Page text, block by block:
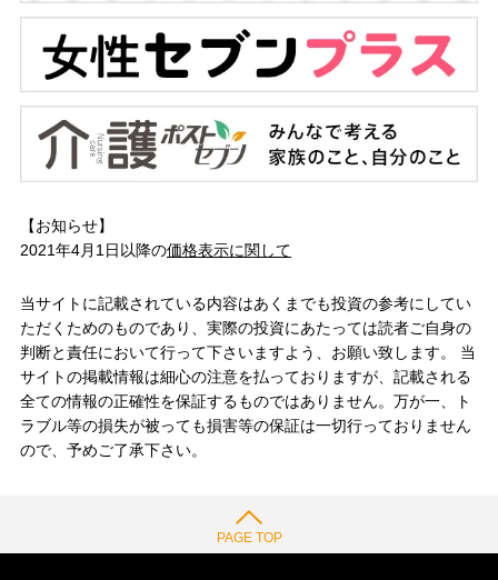
【お知らせ】
2021年4月1日以降の価格表示に関して
当サイトに記載されている内容はあくまでも投資の参考にしてい
ただくためのものであり、実際の投資にあたっては読者ご自身の
判断と責任において行って下さいますよう、お願い致します。 当
サイトの掲載情報は細心の注意を払っておりますが、記載される
全ての情報の正確性を保証するものではありません。万が一、ト
ラブル等の損失が被っても損害等の保証は一切行っておりません
ので、予めご了承下さい。
PAGE TOP